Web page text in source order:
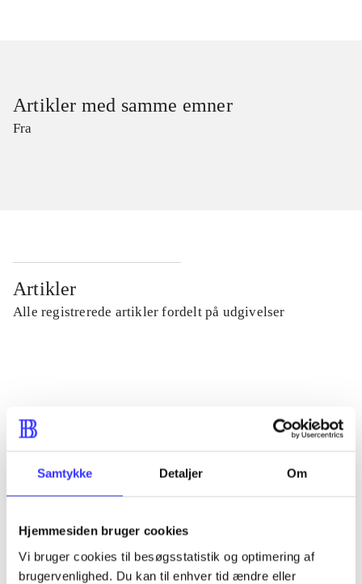
Samtykke Detaljer Om
Hjemmesiden bruger cookies
Vi bruger cookies til besøgsstatistik og optimering af
brugervenlighed. Du kan til enhver tid ændre eller
Artikler med samme emner
Fra
Artikler
Alle registrerede artikler fordelt på udgivelser